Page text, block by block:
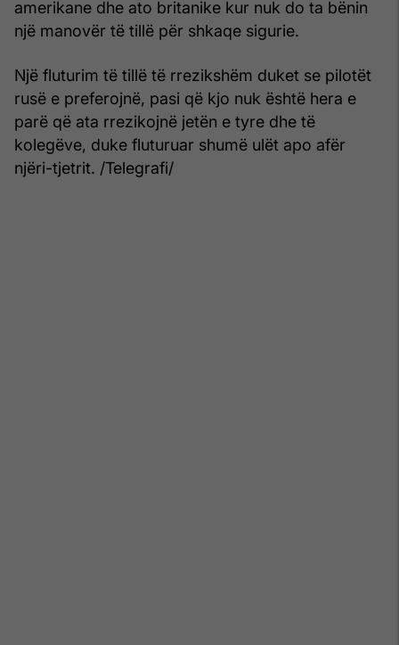
amerikane dhe ato britanike kur nuk do ta bënin
një manovër të tillë për shkaqe sigurie.
Një fluturim të tillë të rrezikshëm duket se pilotët
rusë e preferojnë, pasi që kjo nuk është hera e
parë që ata rrezikojnë jetën e tyre dhe të
kolegëve, duke fluturuar shumë ulët apo afër
njëri-tjetrit. /Telegrafi/